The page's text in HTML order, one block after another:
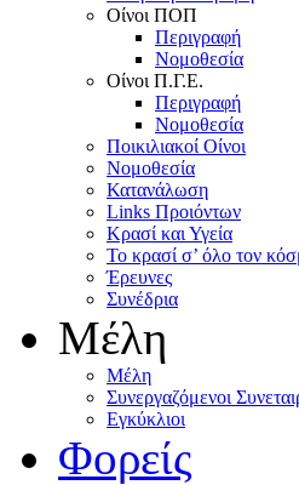
Oίνοι ΠOΠ
Περιγραφή
Nομοθεσία
Oίνοι Π.Γ.E.
Περιγραφή
Νομοθεσία
Ποικιλιακοί Oίνοι
Nομοθεσία
Κατανάλωση
Links Προιόντων
Κρασί και Υγεία
To κρασί σ’ όλο τον
Έρευνες
Συνέδρια
Μέλη
Mέλη
Συνεργαζόμενοι
Εγκύκλιοι
Φορείς